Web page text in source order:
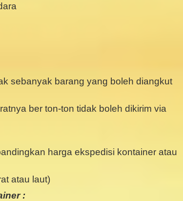
sebanyak barang yang boleh diangkut
ber ton-ton tidak boleh dikirim via
harga ekspedisi kontainer atau
atau laut)
: